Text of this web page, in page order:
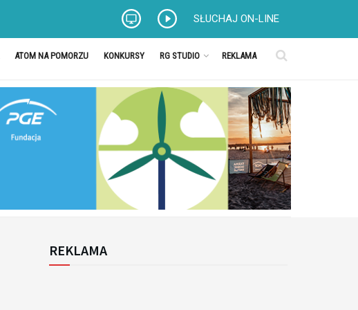
SŁUCHAJ ON-LINE
ATOM NA POMORZU KONKURSY RG STUDIO REKLAMA
REKLAMA